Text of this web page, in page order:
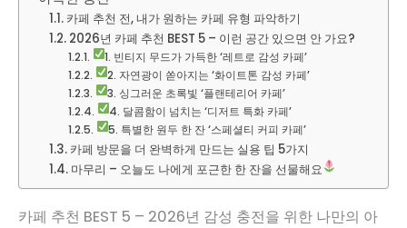
카페 추천 전, 내가 원하는 카페 유형 파악하기
2026년 카페 추천 BEST 5 – 이런 공간 있으면 안 가요?
1. 빈티지 무드가 가득한 ‘레트로 감성 카페’
2. 자연광이 쏟아지는 ‘화이트톤 감성 카페’
3. 싱그러운 초록빛 ‘플랜테리어 카페’
4. 달콤함이 넘치는 ‘디저트 특화 카페’
5. 특별한 원두 한 잔 ‘스페셜티 커피 카페’
카페 방문을 더 완벽하게 만드는 실용 팁 5가지
마무리 – 오늘도 나에게 포근한 한 잔을 선물해요
카페 추천 BEST 5 – 2026년 감성 충전을 위한 나만의 아